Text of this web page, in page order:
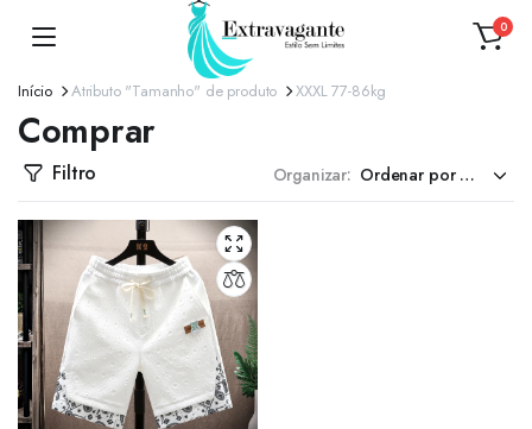
0
Início Atributo "Tamanho" de produto XXXL 77-86kg
Comprar
Filtro Organizar: